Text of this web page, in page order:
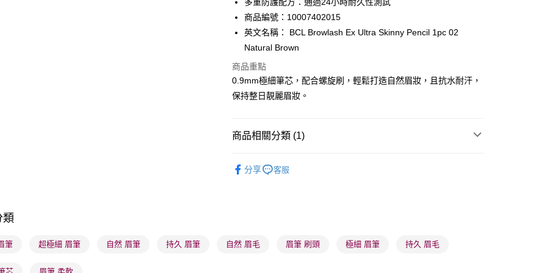
WeChat Pay
BoC Pay
送貨方式
順豐自助櫃 - 確認發貨後1-3個工作天送達
順豐站及營業點 - 確認發貨後1-3個工作天送達
確認發貨後1-3 工作天送達，訂單將隨機分配至SF順豐速運或京東
取。逾期會取消訂單，並不會安排重寄
商品編號：10007402015
英文名稱： BCL Browlash Ex Ultra Skinny Pencil 1pc 02
Natural Brown
商品重點
0.9mm極細筆芯，配合螺旋刷，輕鬆打造自然眉妝，且抗水耐汗，
保持整日靚麗眉妝。
商品相關分類 (1)
分享
客服
類
筆 超極細 眉筆 自然 眉筆 持久 眉筆 自然 眉毛 眉筆 刷頭 極細 眉筆 持久 眉毛